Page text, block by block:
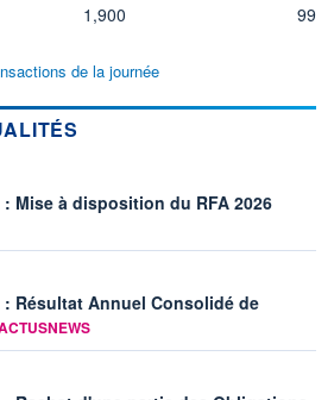
1,900 99
de la journée
: Mise à disposition du RFA 2026
: Résultat Annuel Consolidé de
fournie par